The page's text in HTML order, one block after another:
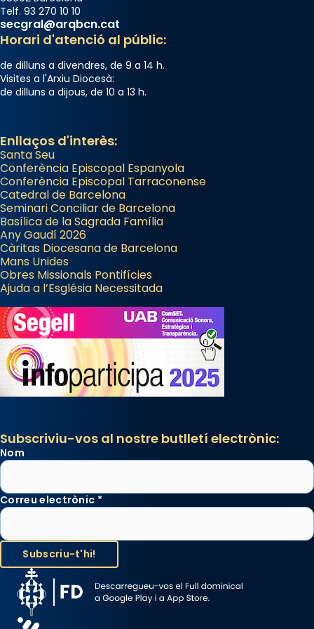
diablesses amb música i ball propis. Festa
gran a Mataró.
Santes a Mataró»🥵.
Photo
Telf. 93 270 10 10
secgral@arqbcn.cat
Horari d'atenció al públic:
de dilluns a divendres, de 9 a 14 h.
Visites a l'Arxiu Diocesà:
de dilluns a dijous, de 10 a 13 h.
Enllaços d'interès:
Santa Seu
Conferència Episcopal Espanyola
Conferència Episcopal Tarraconense
Catedral de Barcelona
Seminari Conciliar de Barcelona
Basílica de la Sagrada Família
Any Gaudí 2026
Càritas Diocesana de Barcelona
Mans Unides
Obres Missionals Pontifícies
Ajuda a l’Església Necessitada
Subscriviu-vos al nostre butlletí electrònic:
Nom
Correu electrònic *